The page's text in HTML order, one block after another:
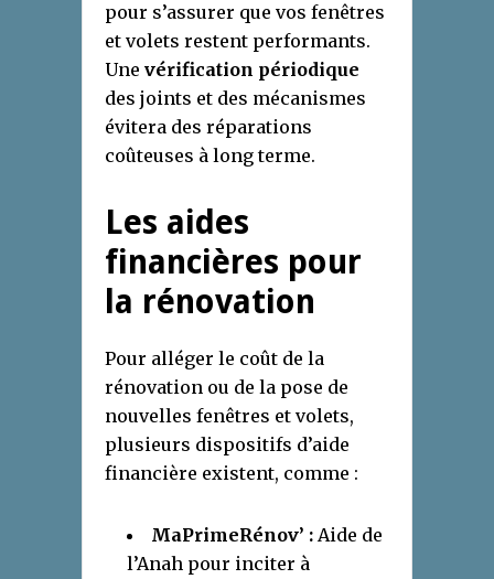
pour s’assurer que vos fenêtres
et volets restent performants.
Une vérification périodique
des joints et des mécanismes
évitera des réparations
coûteuses à long terme.
Les aides
financières pour
la rénovation
Pour alléger le coût de la
rénovation ou de la pose de
nouvelles fenêtres et volets,
plusieurs dispositifs d’aide
financière existent, comme :
MaPrimeRénov’ : Aide de
l’Anah pour inciter à